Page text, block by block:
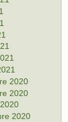
2020
2020
2020